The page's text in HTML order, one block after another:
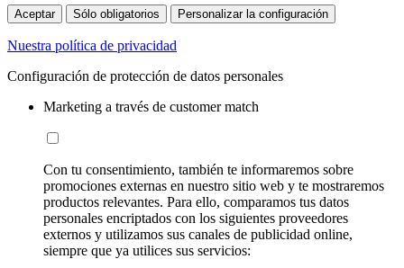
Aceptar Sólo obligatorios Personalizar la configuración
Nuestra política de privacidad
Configuración de protección de datos personales
Marketing a través de customer match
Con tu consentimiento, también te informaremos sobre
promociones externas en nuestro sitio web y te mostraremos
productos relevantes. Para ello, comparamos tus datos
personales encriptados con los siguientes proveedores
externos y utilizamos sus canales de publicidad online,
siempre que ya utilices sus servicios: